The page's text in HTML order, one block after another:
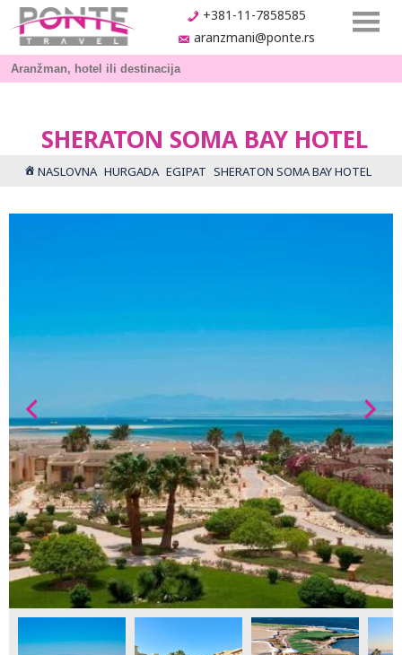
+381-11-7858585
aranzmani@ponte.rs
SHERATON SOMA BAY HOTEL
NASLOVNA HURGADA EGIPAT SHERATON SOMA BAY HOTEL